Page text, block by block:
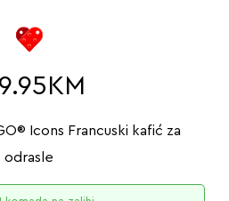
KM
Icons Francuski kafić za
odrasle